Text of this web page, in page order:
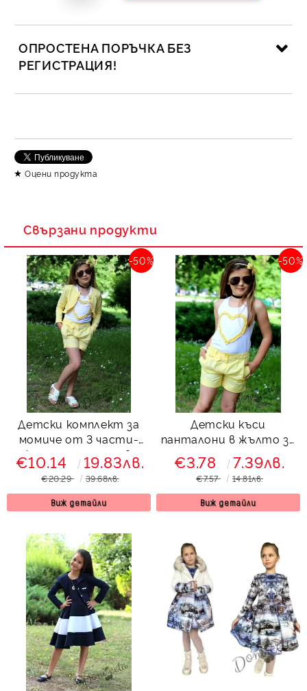
ОПРОСТЕНА ПОРЪЧКА БЕЗ
РЕГИСТРАЦИЯ!
Съгласен съм с
Оцени продукта
Свързани продукти
Детски комплект за
момиче от 3 части-
къси панталони в
жълто, потниче и
болеро
-50%
€10.14 19.83лв.
€20.29 39.68лв.
Виж детайли
Детски къси
панталони в жълто за
момиче
-50%
€3.78 7.39лв.
€7.57 14.81лв.
Виж детайли